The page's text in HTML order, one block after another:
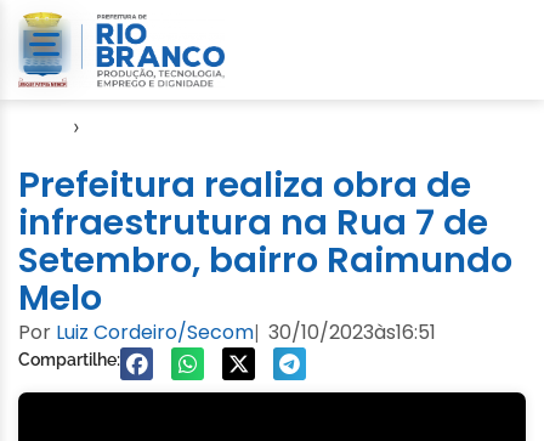
›
Prefeitura realiza obra de
infraestrutura na Rua 7 de
Setembro, bairro Raimundo
Melo
Por Luiz Cordeiro/Secom| 30/10/2023às16:51
Compartilhe: